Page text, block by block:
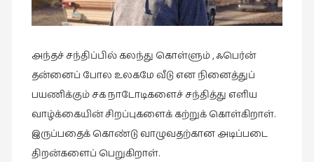
கண்காட்சி2019
புத்தக
விமர்சனம்
புத்தகக்
காட்சி
தினங்கள்
அந்தச் சந்திப்பில் கலந்து கொள்ளும் , ஃபெர்ன்
தன்னைப் போல உலகமே வீடு என நினைத்துப்
பயணிக்கும் சக நாடோடிகளைச் சந்தித்து எளிய
வாழ்க்கையின் சிறப்புகளைக் கற்றுக் கொள்கிறாள்.
இருப்பதைக் கொண்டு வாழுவதற்கான அடிப்படை
திறன்களைப் பெறுகிறாள்.